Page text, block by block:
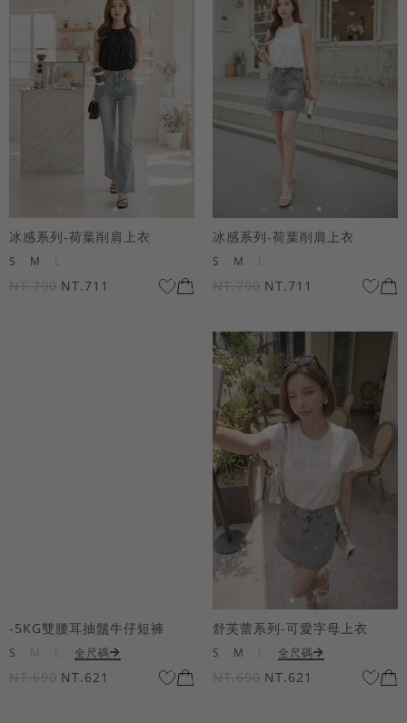
冰感系列-荷葉削肩上衣
S M
NT.790 NT.711
冰感系列-荷葉削肩上衣
S M
NT.790 NT.711
-5KG雙腰耳抽鬚牛仔短褲
S 全尺碼
NT.690 NT.621
舒芙蕾系列-可愛字母上衣
S M 全尺碼
NT.690 NT.621